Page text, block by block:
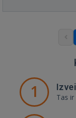
1 Tas